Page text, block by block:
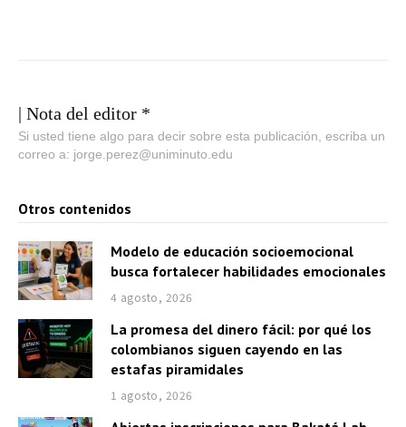
| Nota del editor *
Si usted tiene algo para decir sobre esta publicación, escriba un
correo a: jorge.perez@uniminuto.edu
Otros contenidos
Modelo de educación socioemocional
busca fortalecer habilidades emocionales
4 agosto, 2026
La promesa del dinero fácil: por qué los
colombianos siguen cayendo en las
estafas piramidales
1 agosto, 2026